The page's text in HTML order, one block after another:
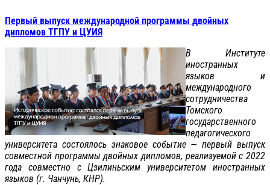
Первый выпуск международной программы двойных
дипломов ТГПУ и ЦУИЯ
В Институте
иностранных
языков и
международного
сотрудничества
Томского
государственного
педагогического
университета состоялось знаковое событие — первый выпуск
совместной программы двойных дипломов, реализуемой с 2022
года совместно с Цзилиньским университетом иностранных
языков (г. Чанчунь, КНР).